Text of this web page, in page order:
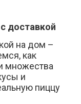
доставкой
на дом –
как
множества
и
пиццу